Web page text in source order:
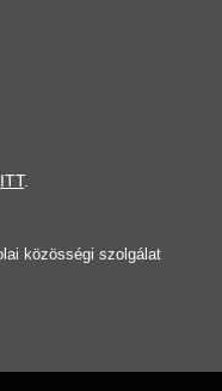
ITT.
közösségi szolgálat